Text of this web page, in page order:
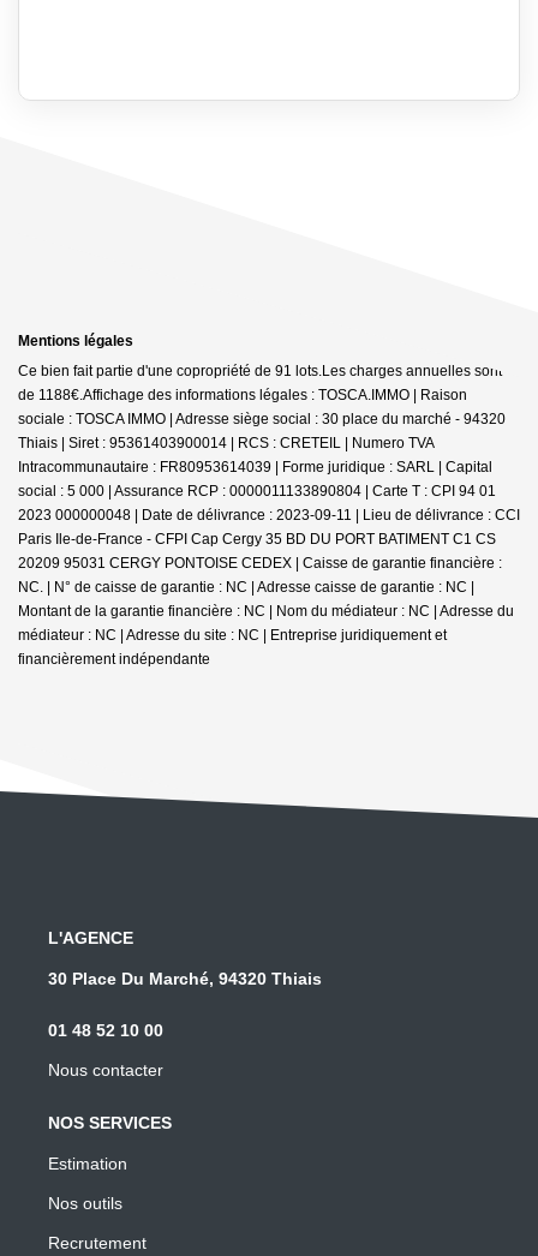
Mentions légales
Ce bien fait partie d'une copropriété de 91 lots.Les charges annuelles sont
de 1188€.Affichage des informations légales : TOSCA.IMMO | Raison
sociale : TOSCA IMMO | Adresse siège social : 30 place du marché - 94320
Thiais | Siret : 95361403900014 | RCS : CRETEIL | Numero TVA
Intracommunautaire : FR80953614039 | Forme juridique : SARL | Capital
social : 5 000 | Assurance RCP : 0000011133890804 | Carte T : CPI 94 01
2023 000000048 | Date de délivrance : 2023-09-11 | Lieu de délivrance : CCI
Paris Ile-de-France - CFPI Cap Cergy 35 BD DU PORT BATIMENT C1 CS
20209 95031 CERGY PONTOISE CEDEX | Caisse de garantie financière :
NC. | N° de caisse de garantie : NC | Adresse caisse de garantie : NC |
Montant de la garantie financière : NC | Nom du médiateur : NC | Adresse du
médiateur : NC | Adresse du site : NC | Entreprise juridiquement et
financièrement indépendante
L'AGENCE
30 Place Du Marché, 94320 Thiais
01 48 52 10 00
Nous contacter
NOS SERVICES
Estimation
Nos outils
Recrutement